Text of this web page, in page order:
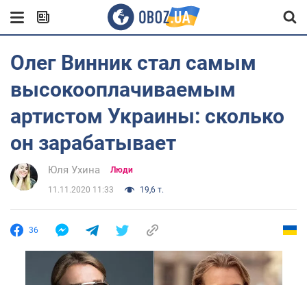
Олег Винник стал самым
высокооплачиваемым
артистом Украины: сколько
он зарабатывает
Юля Ухина Люди
11.11.2020 11:33 19,6 т.
36